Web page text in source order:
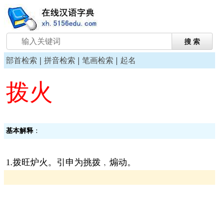
部首检索 | 拼音检索 | 笔画检索 | 起名
拨火
基本解释 ：
1.拨旺炉火。引申为挑拨﹐煽动。